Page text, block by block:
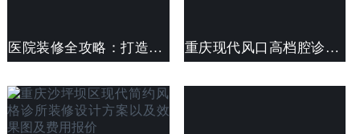
医院装修全攻略：打造舒适、温馨的康复环境 重庆现代风口高档腔诊所装修效果图及费用预算